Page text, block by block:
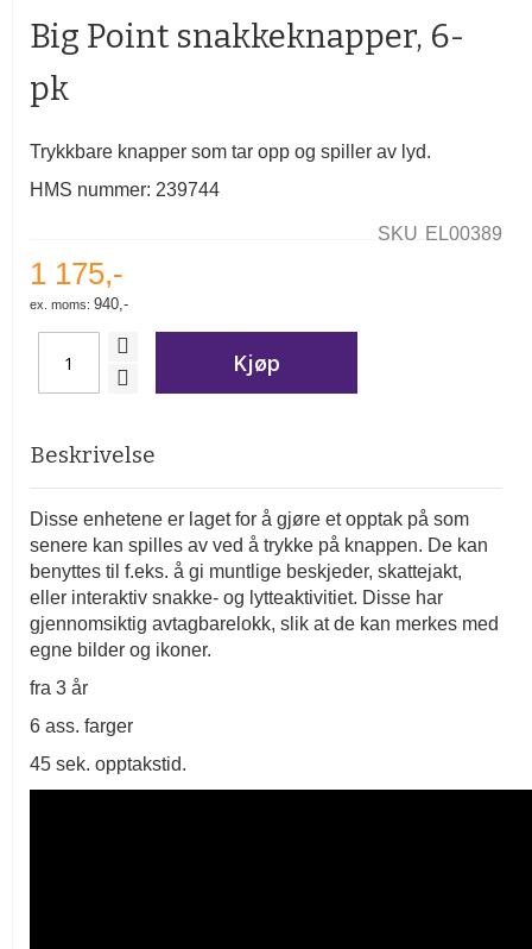
av
Big Point snakkeknapper, 6-
pk
Trykkbare knapper som tar opp og spiller av lyd.
HMS nummer: 239744
SKU EL00389
1 175,-
940,-
Kjøp
Beskrivelse
Disse enhetene er laget for å gjøre et opptak på som
senere kan spilles av ved å trykke på knappen. De kan
benyttes til f.eks. å gi muntlige beskjeder, skattejakt,
eller interaktiv snakke- og lytteaktivitiet. Disse har
gjennomsiktig avtagbarelokk, slik at de kan merkes med
egne bilder og ikoner.
fra 3 år
6 ass. farger
45 sek. opptakstid.